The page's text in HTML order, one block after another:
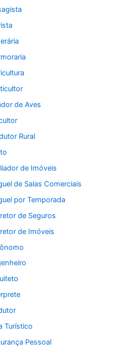
de Aves
Rural
de Imóveis
de Salas Comerciais
por Temporada
de Seguros
de Imóveis
Turístico
Pessoal